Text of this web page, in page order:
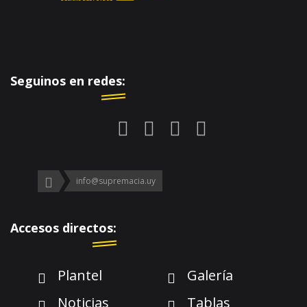
Seguinos en redes:
info@supremacia.uy
Accesos directos:
Plantel
Galería
Noticias
Tablas